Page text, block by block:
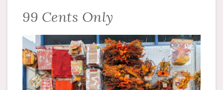
99 Cents Only